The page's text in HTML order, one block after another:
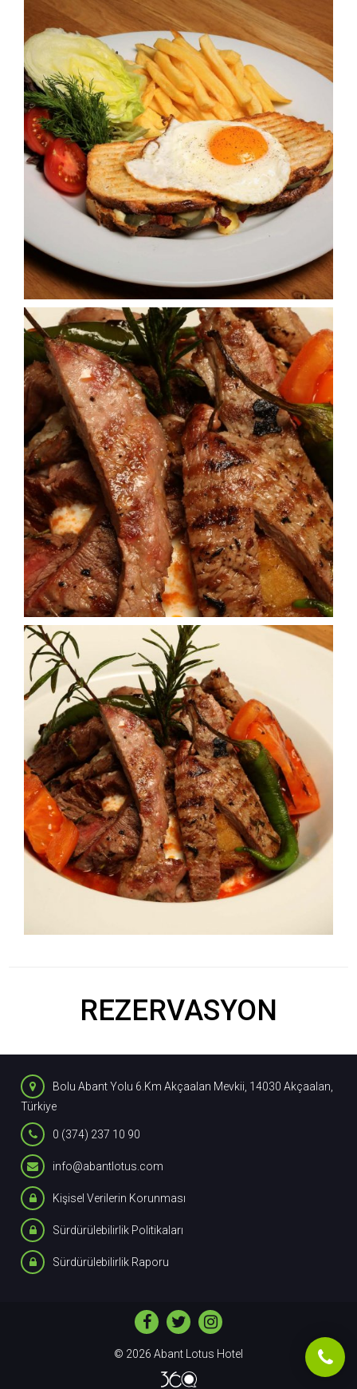
REZERVASYON
Bolu Abant Yolu 6.Km Akçaalan Mevkii, 14030 Akçaalan,
Türkiye
0 (374) 237 10 90
info@abantlotus.com
Kişisel Verilerin Korunması
Sürdürülebilirlik Politikaları
Sürdürülebilirlik Raporu
© 2026 Abant Lotus Hotel